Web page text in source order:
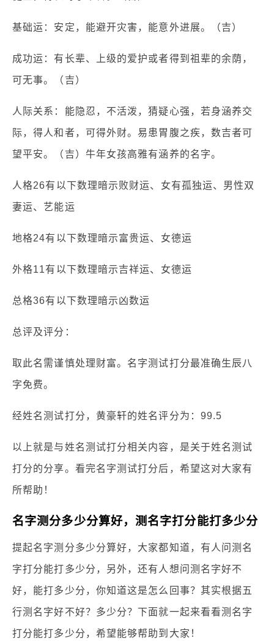
基础运：安定，能避开灾害，能意外进展。（吉）
成功运：有长辈、上级的爱护或者得到祖辈的余荫，
可无事。（吉）
人际关系：能隐忍，不活泼，猜疑心强，若身涵养交
际，得人和者，可得外财。易患胃腹之疾，数吉者可
望平安。（吉）牛年女孩高雅有涵养的名字。
人格26有以下数理暗示败财运、女有孤独运、男性双
妻运、艺能运
地格24有以下数理暗示富贵运、女德运
外格11有以下数理暗示吉祥运、女德运
总格36有以下数理暗示凶数运
总评及评分：
取此名需谨慎处理财富。名字测试打分最准确生辰八
字免费。
经姓名测试打分，黄豪轩的姓名评分为：99.5
以上就是与姓名测试打分相关内容，是关于姓名测试
打分的分享。看完名字测试打分后，希望这对大家有
所帮助！
名字测分多少分算好，测名字打分能打多少分
提起名字测分多少分算好，大家都知道，有人问测名
字打分能打多少分，另外，还有人想问测名字好不
好，能打多少分，你知道这是怎么回事？其实根据五
行测名字好不好？多少分？下面就一起来看看测名字
打分能打多少分，希望能够帮助到大家！